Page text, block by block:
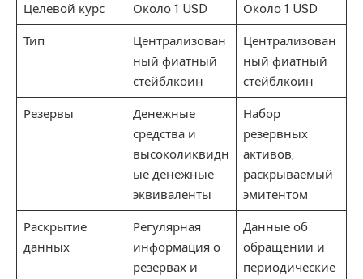
Целевой курс Около 1 USD Около 1 USD
Тип
Централизован
ный фиатный
стейблкоин
Централизован
ный фиатный
стейблкоин
Резервы
Денежные
средства и
высоколиквидн
ые денежные
эквиваленты
Набор
резервных
активов,
раскрываемый
эмитентом
Раскрытие
данных
Регулярная
информация о
резервах и
Данные об
обращении и
периодические